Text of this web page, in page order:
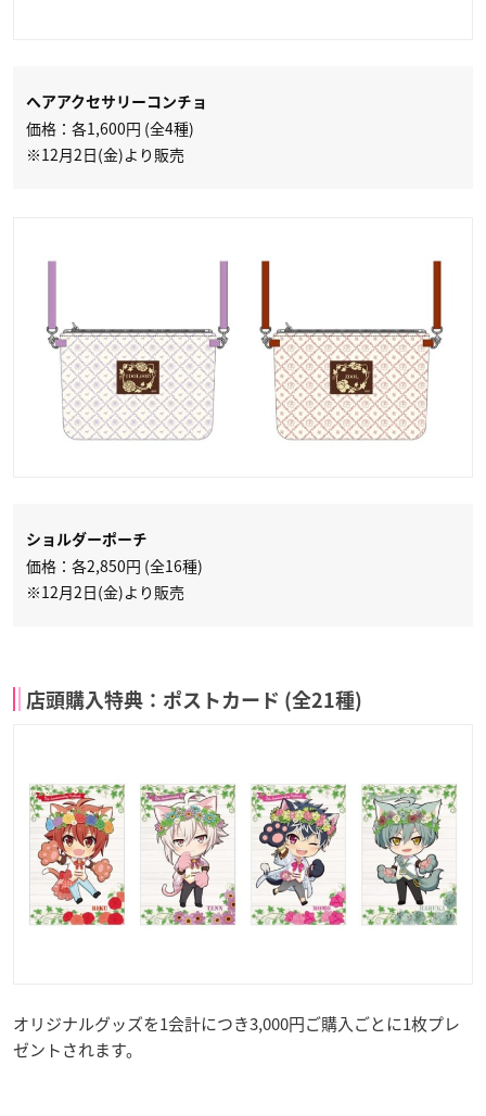
ヘアアクセサリーコンチョ
価格：各1,600円 (全4種)
※12月2日(金)より販売
ショルダーポーチ
価格：各2,850円 (全16種)
※12月2日(金)より販売
店頭購入特典：ポストカード (全21種)
オリジナルグッズを1会計につき3,000円ご購入ごとに1枚プレ
ゼントされます。